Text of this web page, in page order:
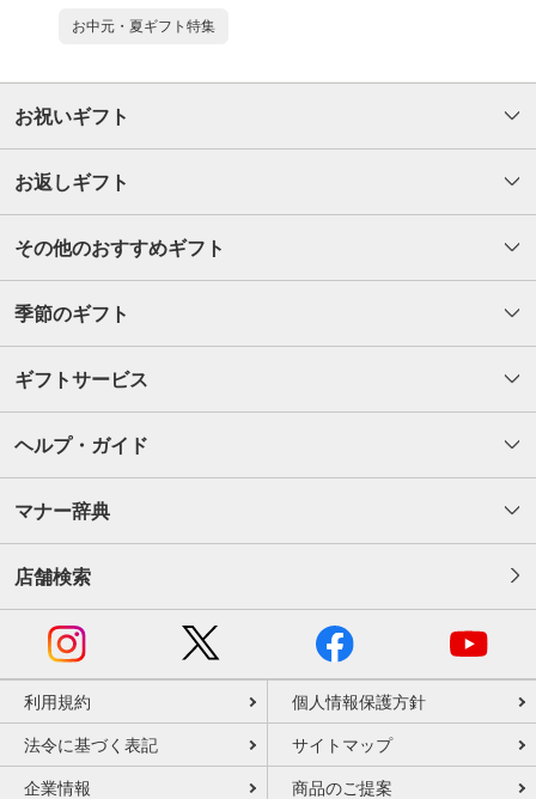
お中元・夏ギフト特集
お祝いギフト
お返しギフト
その他のおすすめギフト
季節のギフト
ギフトサービス
ヘルプ・ガイド
マナー辞典
店舗検索
利用規約 個人情報保護方針
法令に基づく表記 サイトマップ
企業情報 商品のご提案